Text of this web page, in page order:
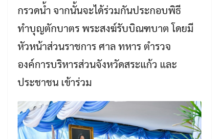
กรวดน้ำ จากนั้นจะได้ร่วมกันประกอบพิธี
ทำบุญตักบาตร พระสงฆ์รับบิณฑบาต โดยมี
หัวหน้าส่วนราชการ ศาล ทหาร ตำรวจ
องค์การบริหารส่วนจังหวัดสระแก้ว และ
ประชาชน เข้าร่วม